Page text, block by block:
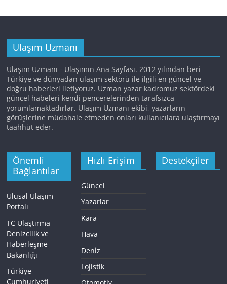
Ulaşım Uzmanı
Ulaşım Uzmanı - Ulaşımın Ana Sayfası. 2012 yılından beri
Türkiye ve dünyadan ulaşım sektörü ile ilgili en güncel ve
doğru haberleri iletiyoruz. Uzman yazar kadromuz sektördeki
güncel habeleri kendi pencerelerinden tarafsızca
yorumlamaktadırlar. Ulaşım Uzmanı ekibi, yazarların
görüşlerine müdahale etmeden onları kullanıcılara ulaştırmayı
taahhüt eder.
Önemli
Bağlantılar
Ulusal Ulaşım
Portalı
TC Ulaştırma
Denizcilik ve
Haberleşme
Bakanlığı
Türkiye
Cumhuriyeti
Hızlı Erişim
Güncel
Yazarlar
Kara
Hava
Deniz
Lojistik
Destekçiler